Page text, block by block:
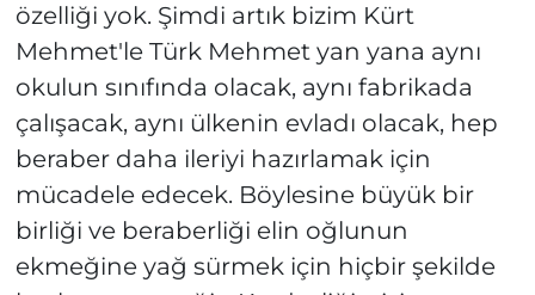
özelliği yok. Şimdi artık bizim Kürt
Mehmet'le Türk Mehmet yan yana aynı
okulun sınıfında olacak, aynı fabrikada
çalışacak, aynı ülkenin evladı olacak, hep
beraber daha ileriyi hazırlamak için
mücadele edecek. Böylesine büyük bir
birliği ve beraberliği elin oğlunun
ekmeğine yağ sürmek için hiçbir şekilde